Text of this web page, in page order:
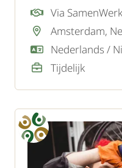
kantoor- en
Almere, Soest,
zoeken
Via
Amsterdam,
Tijdelijk